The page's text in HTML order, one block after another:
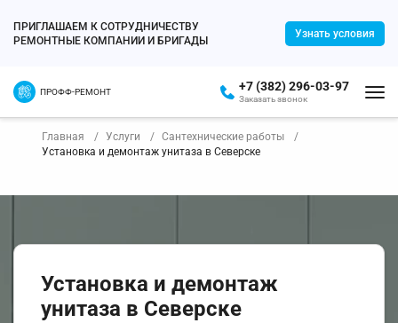
ПРИГЛАШАЕМ К СОТРУДНИЧЕСТВУ
РЕМОНТНЫЕ КОМПАНИИ И БРИГАДЫ
Узнать условия
ПРОФФ-РЕМОНТ +7 (382) 296-03-97
Заказать звонок
Главная Услуги
Сантехнические работы
Установка и демонтаж унитаза в Северске
Установка и демонтаж
унитаза в Северске